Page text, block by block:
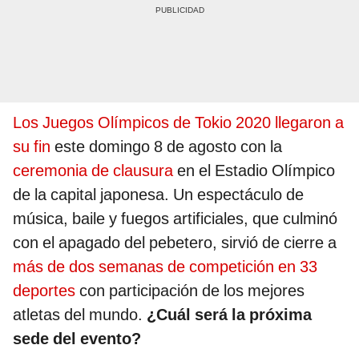
Los Juegos Olímpicos de Tokio 2020 llegaron a
su fin este domingo 8 de agosto con la
ceremonia de clausuraen el Estadio Olímpico
de la capital japonesa. Un espectáculo de
música, baile y fuegos artificiales, que culminó
con el apagado del pebetero, sirvió de cierre a
más de dos semanas de competición en 33
deportes con participación de los mejores
atletas del mundo. ¿Cuál será la próxima
sede del evento?